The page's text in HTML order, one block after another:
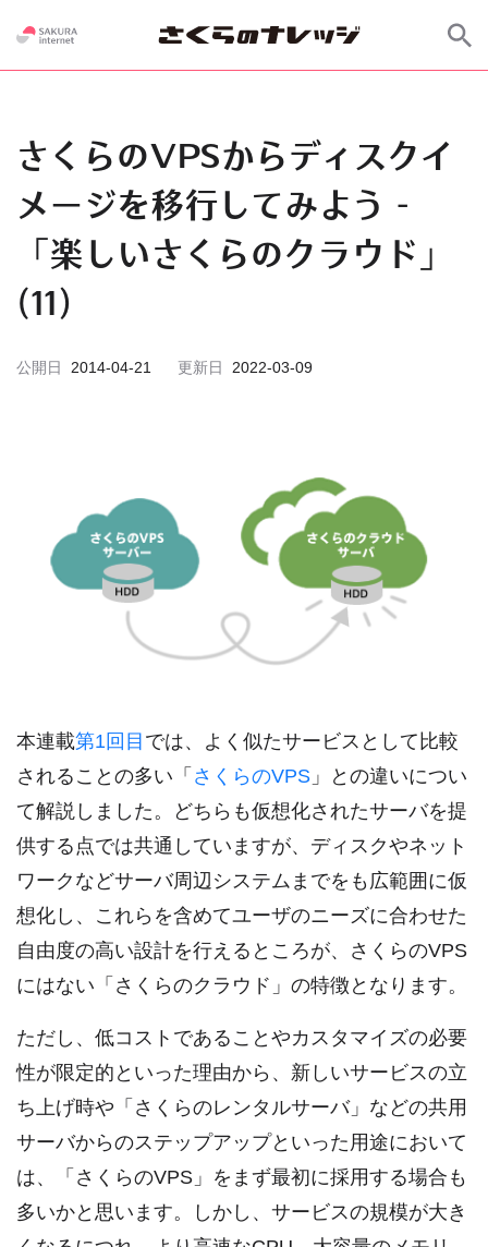
さくらのVPSからディスクイ
メージを移行してみよう -
「楽しいさくらのクラウド」
(11)
公開日 2014-04-21 更新日 2022-03-09
本連載第1回目 では、よく似たサービスとして比較
されることの多い「 さくらのVPS 」との違いについ
て解説しました。どちらも仮想化されたサーバを提
供する点では共通していますが、ディスクやネット
ワークなどサーバ周辺システムまでをも広範囲に仮
想化し、これらを含めてユーザのニーズに合わせた
自由度の高い設計を行えるところが、さくらのVPS
にはない「さくらのクラウド」の特徴となります。
ただし、低コストであることやカスタマイズの必要
性が限定的といった理由から、新しいサービスの立
ち上げ時や「さくらのレンタルサーバ」などの共用
サーバからのステップアップといった用途において
は、「さくらのVPS」をまず最初に採用する場合も
多いかと思います。しかし、サービスの規模が大き